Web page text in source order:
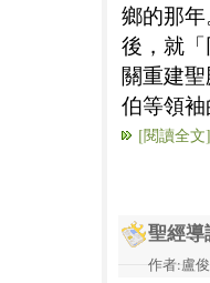
鄉的那
後，就
關重建
伯等領
[閱讀全文]
聖經導
作者:盧